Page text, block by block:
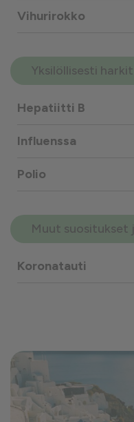
Vihurirokko
Yksilöllisesti
Hepatiitti B
Influenssa
Polio
Muut
Koronatauti